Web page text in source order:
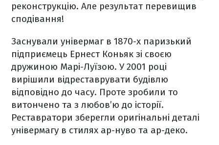
реконструкцію. Але результат перевищив
сподівання!
Заснували універмаг в 1870-х паризький
підприємець Ернест Коньяк зі своєю
дружиною Марі-Луїзою. У 2001 році
вирішили відреставрувати будівлю
відповідно до часу. Проте зробили то
витончено та з любов’ю до історії.
Реставратори зберегли оригінальні деталі
універмагу в стилях ар-нуво та ар-деко.